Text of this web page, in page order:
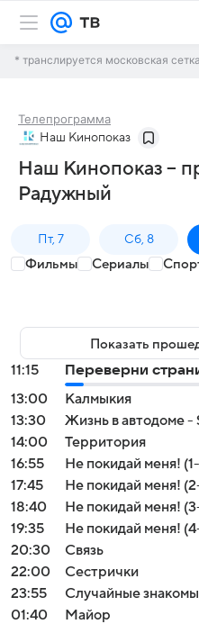
* транслируется московская
Телепрограмма
Наш Кинопоказ
Наш Кинопоказ –
Радужный
Пт, 7 Сб, 8
Фильмы Сериалы
Показать
11:15
Переверни
13:00
Калмыкия
13:30
Жизнь в автодоме -
14:00
Территория
16:55
Не покидай меня!
17:45
Не покидай меня!
18:40
Не покидай меня!
19:35
Не покидай меня!
20:30
Связь
22:00
Сестрички
23:55
Случайные
01:40
Майор